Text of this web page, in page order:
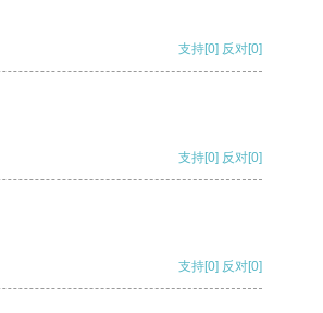
支持[0] 反对[0]
支持[0] 反对[0]
支持[0] 反对[0]